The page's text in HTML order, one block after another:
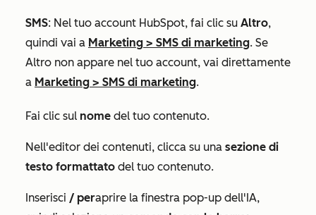
SMS: Nel tuo account HubSpot, fai clic su Altro,
quindi vai a Marketing > SMS di marketing. Se
Altro non appare nel tuo account, vai direttamente
a Marketing > SMS di marketing.
Fai clic sul nome del tuo contenuto.
Nell'editor dei contenuti, clicca su una sezione di
testo formattato del tuo contenuto.
Inserisci / peraprire la finestra pop-up dell'IA,